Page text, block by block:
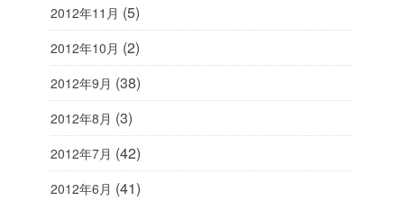
2012年11月 (5)
2012年10月 (2)
2012年9月 (38)
2012年8月 (3)
2012年7月 (42)
2012年6月 (41)